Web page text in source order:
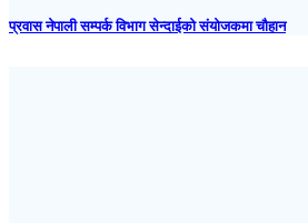
प्रवास नेपाली सम्पर्क विभाग सेन्दाईको संयोजकमा चौहान